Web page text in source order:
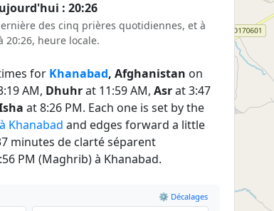
: 20:26
des cinq prières quotidiennes, et à
heure locale.
for Khanabad, Afghanistan on
AM, Dhuhrat 11:59 AM, Asrat 3:47
at 8:26 PM. Each one is set by the
Khanabad and edges forward a little
minutes de clarté séparent
PM (Maghrib) à Khanabad.
⚙️ Décalages